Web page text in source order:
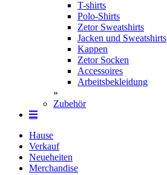
T-shirts
Polo-Shirts
Zetor Sweatshirts
Jacken und Sweatshirts
Kappen
Zetor Socken
Ac­ces­soires
Arbeitsbekleidung
»
Zubehör
Hause
Verkauf
Neueheiten
Merchandise